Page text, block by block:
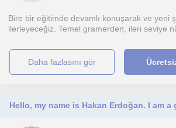
Bire bir eğitimde devamlı konuşarak ve yeni
ilerleyeceğiz. Temel gramerden, ileri seviye
daha fazlasını gör